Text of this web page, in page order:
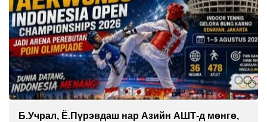
Б.Учрал, Ё.Пүрэвдаш нар Азийн АШТ-д мөнгө,